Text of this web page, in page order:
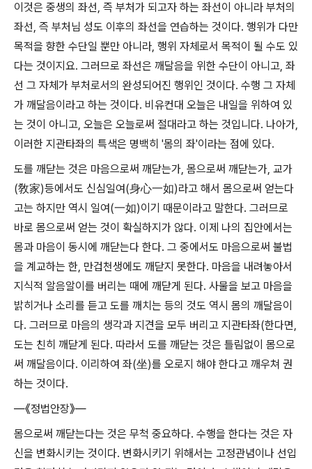
이것은 중생의 좌선, 즉 부처가 되고자 하는 좌선이 아니라 부처의
좌선, 즉 부처님 성도 이후의 좌선을 연습하는 것이다. 행위가 다만
목적을 향한 수단일 뿐만 아니라, 행위 자체로서 목적이 될 수도 있
다는 것이지요. 그러므로 좌선은 깨달음을 위한 수단이 아니고, 좌
선 그 자체가 부처로서의 완성되어진 행위인 것이다. 수행 그 자체
가 깨달음이라고 하는 것이다. 비유컨대 오늘은 내일을 위하여 있
는 것이 아니고, 오늘은 오늘로써 절대라고 하는 것입니다. 나아가,
이러한 지관타좌의 특색은 명백히 '몸의 좌'이라는 점에 있다.
도를 깨닫는 것은 마음으로써 깨닫는가, 몸으로써 깨닫는가, 교가
(敎家)등에서도 신심일여(身心一如)라고 해서 몸으로써 얻는다
고는 하지만 역시 일여(一如)이기 때문이라고 말한다. 그러므로
바로 몸으로써 얻는 것이 확실하지가 않다. 이제 나의 집안에서는
몸과 마음이 동시에 깨닫는다 한다. 그 중에서도 마음으로써 불법
을 계교하는 한, 만겁천생에도 깨닫지 못한다. 마음을 내려놓아서
지식적 알음알이를 버리는 때에 깨닫게 된다. 사물을 보고 마음을
밝히거나 소리를 듣고 도를 깨치는 등의 것도 역시 몸의 깨달음이
다. 그러므로 마음의 생각과 지견을 모두 버리고 지관타좌(한다면,
도는 친히 깨닫게 된다. 따라서 도를 깨닫는 것은 틀림없이 몸으로
써 깨달음이다. 이리하여 좌(坐)를 오로지 해야 한다고 깨우쳐 권
하는 것이다.
―《정법안장》―
몸으로써 깨닫는다는 것은 무척 중요하다. 수행을 한다는 것은 자
신을 변화시키는 것이다. 변화시키기 위해서는 고정관념이나 선입